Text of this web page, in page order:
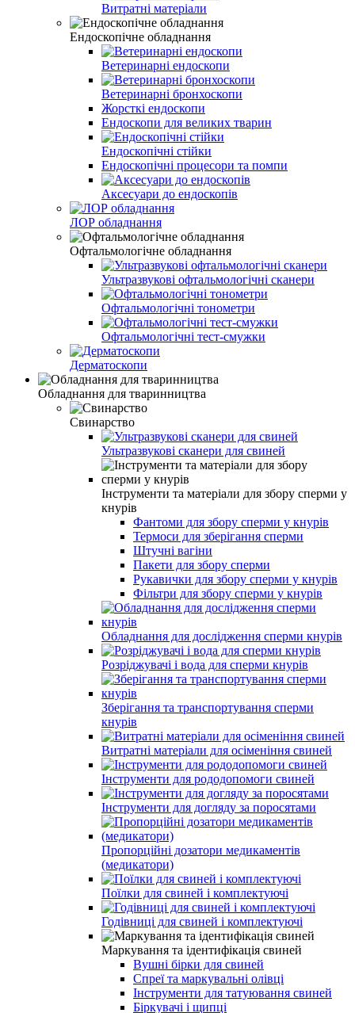
Витратні матеріали
Ендоскопічне обладнання
Ветеринарні ендоскопи
Ветеринарні бронхоскопи
Жорсткі ендоскопи
Ендоскопи для великих тварин
Ендоскопічні стійки
Ендоскопічні процесори та помпи
Аксесуари до ендоскопів
ЛОР обладнання
Офтальмологічне обладнання
Ультразвукові офтальмологічні сканери
Офтальмологічні тонометри
Офтальмологічні тест-смужки
Дерматоскопи
Обладнання для тваринництва
Свинарство
Ультразвукові сканери для свиней
Інструменти та матеріали для збору сперми у
кнурів
Фантоми для збору сперми у кнурів
Термоси для зберігання сперми
Штучні вагіни
Пакети для збору сперми
Рукавички для збору сперми у кнурів
Фільтри для збору сперми у кнурів
Обладнання для дослідження сперми кнурів
Розріджувачі і вода для сперми кнурів
Зберігання та транспортування сперми
кнурів
Витратні матеріали для осіменіння свиней
Інструменти для рододопомоги свиней
Інструменти для догляду за поросятами
Пропорційні дозатори медикаментів
(медикатори)
Поїлки для свиней і комплектуючі
Годівниці для свиней і комплектуючі
Маркування та ідентифікація свиней
Вушні бірки для свиней
Спреї та маркувальні олівці
Інструменти для татуювання свиней
Біркувачі і щипці